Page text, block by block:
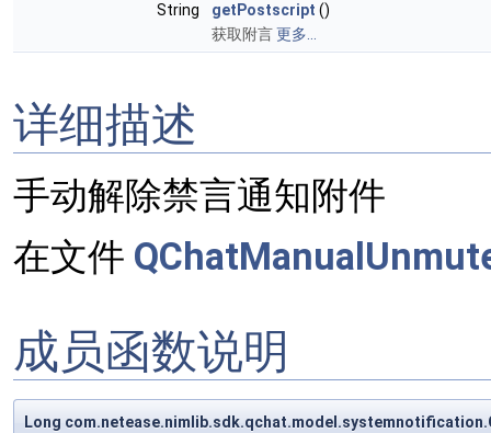
String
getPostscript ()
获取附言更多...
详细描述
手动解除禁言通知附件
在文件
成员函数说明
Long